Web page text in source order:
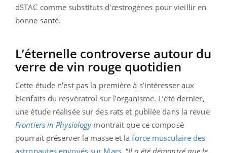
dSTAC comme substituts d'œstrogènes pour vieillir en
bonne santé.
L’éternelle controverse autour du
verre de vin rouge quotidien
Cette étude n’est pas la première à s’intéresser aux
bienfaits du resvératrol sur l’organisme. L’été dernier,
une étude réalisée sur des rats et publiée dans la revue
Frontiers in Physiologymontrait que ce composé
pourrait préserver la masse et laforce musculaire des